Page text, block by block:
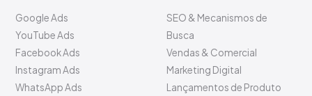
Google Ads
YouTube Ads
Facebook Ads
Instagram Ads
WhatsApp Ads
SEO & Mecanismos de
Busca
Vendas & Comercial
Marketing Digital
Lançamentos de Produto